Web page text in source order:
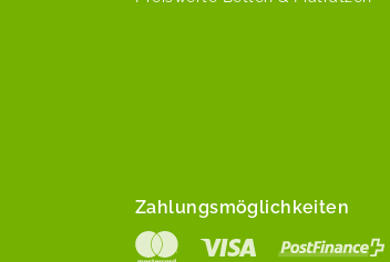
Zahlungsmöglichkeiten